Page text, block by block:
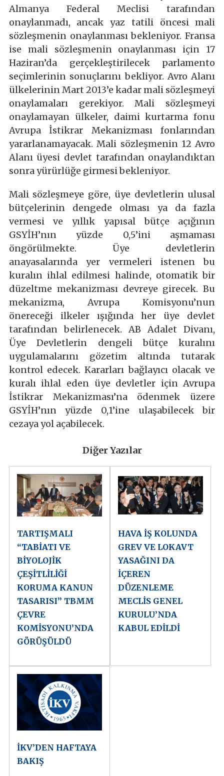
Almanya Federal Meclisi tarafından
onaylanmadı, ancak yaz tatili öncesi mali
sözleşmenin onaylanması bekleniyor. Fransa
ise mali sözleşmenin onaylanması için 17
Haziran’da gerçekleştirilecek parlamento
seçimlerinin sonuçlarını bekliyor. Avro Alanı
ülkelerinin Mart 2013’e kadar mali sözleşmeyi
onaylamaları gerekiyor. Mali sözleşmeyi
onaylamayan ülkeler, daimi kurtarma fonu
Avrupa İstikrar Mekanizması fonlarından
yararlanamayacak. Mali sözleşmenin 12 Avro
Alanı üyesi devlet tarafından onaylandıktan
sonra yürürlüğe girmesi bekleniyor.
Mali sözleşmeye göre, üye devletlerin ulusal
bütçelerinin dengede olması ya da fazla
vermesi ve yıllık yapısal bütçe açığının
GSYİH’nın yüzde 0,5’ini aşmaması
öngörülmekte. Üye devletlerin
anayasalarında yer vermeleri istenen bu
kuralın ihlal edilmesi halinde, otomatik bir
düzeltme mekanizması devreye girecek. Bu
mekanizma, Avrupa Komisyonu’nun
önereceği ilkeler ışığında her üye devlet
tarafından belirlenecek. AB Adalet Divanı,
Üye Devletlerin dengeli bütçe kuralını
uygulamalarını gözetim altında tutarak
kontrol edecek. Kararları bağlayıcı olacak ve
kuralı ihlal eden üye devletler için Avrupa
İstikrar Mekanizması’na ödenmek üzere
GSYİH’nın yüzde 0,1’ine ulaşabilecek bir
cezaya yol açabilecek.
Diğer Yazılar
TARTIŞMALI
“TABİATI VE
BİYOLOJİK
ÇEŞİTLİLİĞİ
KORUMA KANUN
TASARISI” TBMM
ÇEVRE
KOMİSYONU’NDA
GÖRÜŞÜLDÜ
HAVA İŞ KOLUNDA
GREV VE LOKAVT
YASAĞINI DA
İÇEREN
DÜZENLEME
MECLİS GENEL
KURULU’NDA
KABUL EDİLDİ
İKV’DEN HAFTAYA
BAKIŞ